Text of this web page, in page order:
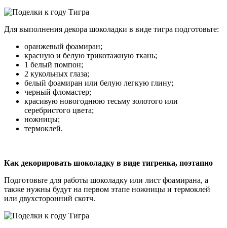
Для выполнения декора шоколадки в виде тигра подготовьте:
оранжевый фоамиран;
красную и белую трикотажную ткань;
1 белый помпон;
2 кукольных глаза;
белый фоамиран или белую легкую глину;
черный фломастер;
красивую новогоднюю тесьму золотого или
серебристого цвета;
ножницы;
термоклей.
Как декорировать шоколадку в виде тигренка, поэтапно
Подготовьте для работы шоколадку или лист фоамирана, а
также нужны будут на первом этапе ножницы и термоклей
или двухсторонний скотч.